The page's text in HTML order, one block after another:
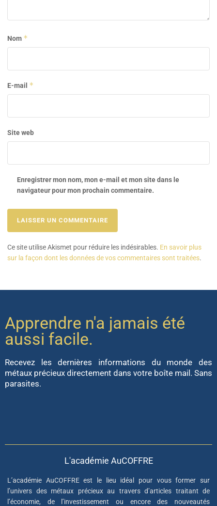
Nom *
E-mail *
Site web
Enregistrer mon nom, mon e-mail et mon site dans le
navigateur pour mon prochain commentaire.
Ce site utilise Akismet pour réduire les indésirables. En savoir plus
sur la façon dont les données de vos commentaires sont traitées.
Apprendre n'a jamais été
aussi facile.
Recevez les dernières informations du monde des
métaux précieux directement dans votre boîte mail. Sans
parasites.
L'académie AuCOFFRE
L’académie AuCOFFRE est le lieu idéal pour vous former sur
l’univers des métaux précieux au travers d’articles traitant de
l’économie, de l’investissement ou encore des nouveautés